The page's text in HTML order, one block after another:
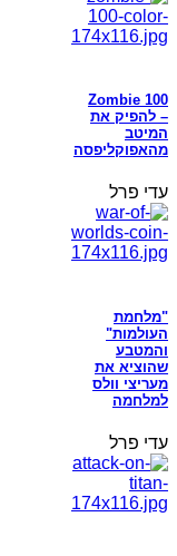
Zombie 100
– להפיק את
המיטב
מהאפוקליפסה
עדי פרל
"מלחמת
העולמות"
והמטבע
שהוציא את
מעריצי וולס
למלחמה
עדי פרל